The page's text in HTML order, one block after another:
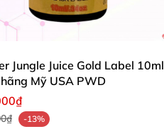
Jungle Juice Gold Label 10ml
Mỹ USA PWD
-13%